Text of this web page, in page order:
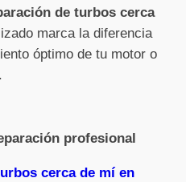
de turbos cerca
marca la diferencia
óptimo de tu motor o
profesional
cerca de mí en